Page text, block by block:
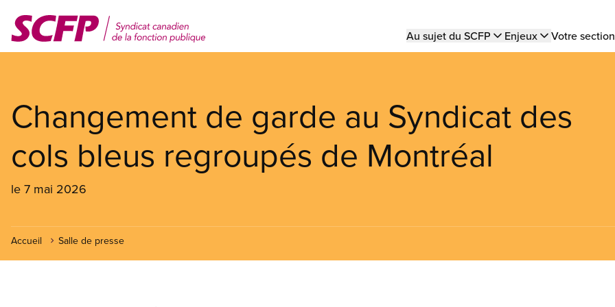
contenu
Main
Au sujet du SCFP Enjeux Votre
Changement de garde au Syndicat des
cols bleus regroupés de Montréal
le 7 mai 2026
Accueil Salle de presse